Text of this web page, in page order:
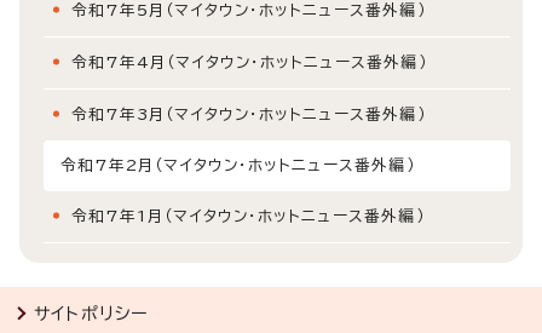
令和7年5月（マイタウン・ホットニュース番外編）
令和7年4月（マイタウン・ホットニュース番外編）
令和7年3月（マイタウン・ホットニュース番外編）
令和7年2月（マイタウン・ホットニュース番外編）
令和7年1月（マイタウン・ホットニュース番外編）
サイトポリシー